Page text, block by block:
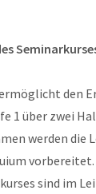
den
1 über zwei
werden die
sind im